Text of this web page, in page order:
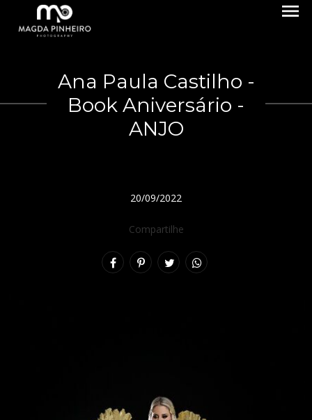
menu
Ana Paula Castilho -
Book Aniversário -
ANJO
20/09/2022
Compartilhe